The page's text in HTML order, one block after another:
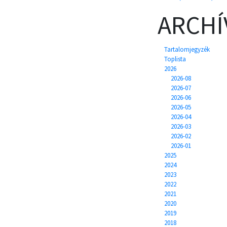
Tartalomjegyzék
Toplista
2026
2026-08
2026-07
2026-06
2026-05
2026-04
2026-03
2026-02
2026-01
2025
2024
2023
2022
2021
2020
2019
2018